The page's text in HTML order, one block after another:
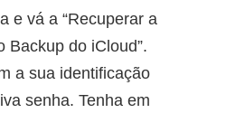
e vá a “Recuperar a
Backup do iCloud”.
a sua identificação
senha. Tenha em